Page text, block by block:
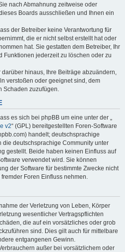
nach Abmahnung zeitweise oder
Boards ausschließen und Ihnen ein
der Betreiber keine Verantwortung für
die er nicht selbst erstellt hat oder
hat. Sie gestatten dem Betreiber, Ihr
Funktionen jederzeit zu löschen oder zu
hinaus, Ihre Beiträge abzuändern,
verstoßen oder geeignet sind, dem
Schaden zuzufügen.
es sich bei phpBB um eine unter der „
v2“ (GPL) bereitgestellten Foren-Software
handelt; deutschsprachige
die deutschsprachige Community unter
gestellt. Beide haben keinen Einfluss auf
verwendet wird. Sie können
der Software für bestimmte Zwecke nicht
Foren Einfluss nehmen.
der Verletzung von Leben, Körper
wesentlicher Vertragspflichten
die auf ein vorsätzliches oder grob
sind. Dies gilt auch für mittelbare
entgangenen Gewinn.
außer bei vorsätzlichem oder